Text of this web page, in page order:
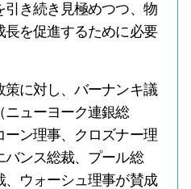
き続き見極めつつ、物
を促進するために必要
に対し、バーナンキ議
ューヨーク連銀総
ン理事、クロズナー理
ンス総裁、プール総
ウォーシュ理事が賛成